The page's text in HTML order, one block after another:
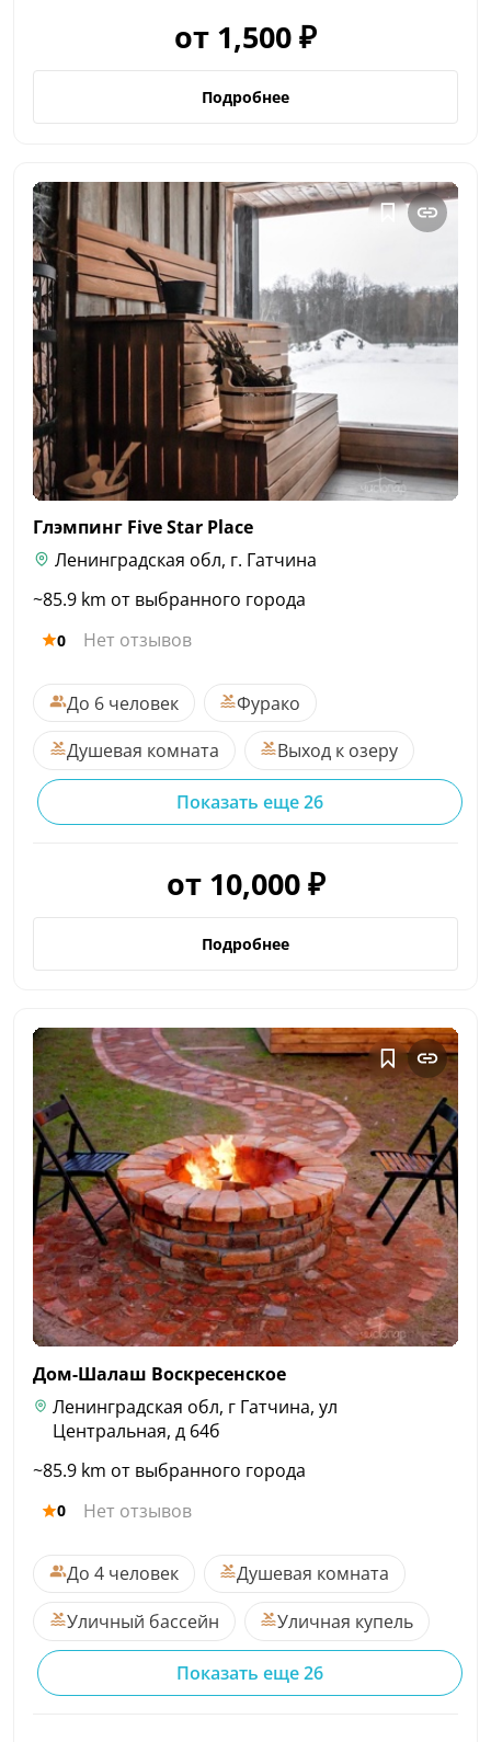
от 1,500 ₽
Подробнее
Глэмпинг Five Star Place
Ленинградская обл, г. Гатчина
~85.9 km от выбранного города
0 Нет отзывов
До 6 человек
Фурако
Душевая комната
Выход к озеру
Показать еще 26
от 10,000 ₽
Подробнее
Дом-Шалаш Воскресенское
Ленинградская обл, г Гатчина, ул
Центральная, д 64б
~85.9 km от выбранного города
0 Нет отзывов
До 4 человек
Душевая комната
Уличный бассейн
Уличная купель
Показать еще 26